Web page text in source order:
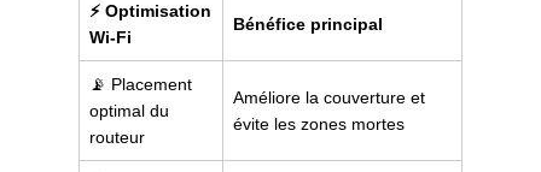
⚡ Optimisation
Wi-Fi
Bénéfice principal
📡 Placement
optimal du
routeur
Améliore la couverture et
évite les zones mortes